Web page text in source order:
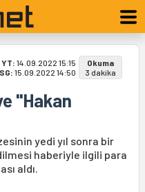
YT: 14.09.2022 15:15
SG: 15.09.2022 14:50
Okuma
3 dakika
"Hakan
yedi yıl sonra bir
haberiyle ilgili para
aldı.